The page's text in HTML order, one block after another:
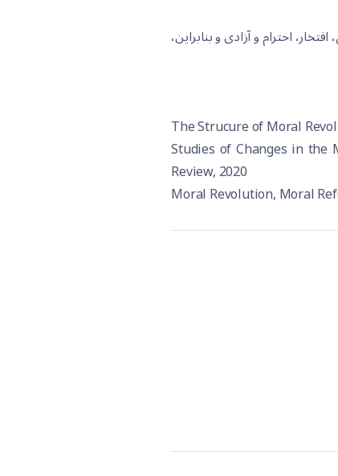
احترام و آزادی و بنابراین،
The Strucure of Moral
Studies of Changes in the
Review, 2020
Moral Revolution, Moral